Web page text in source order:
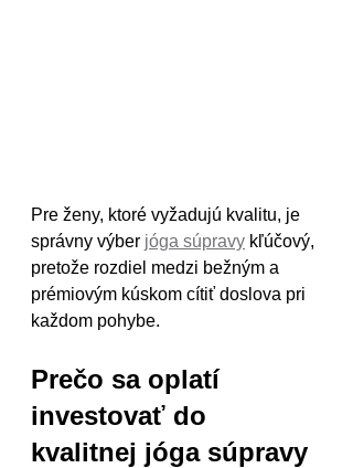
Pre ženy, ktoré vyžadujú kvalitu, je
správny výber jóga súpravy kľúčový,
pretože rozdiel medzi bežným a
prémiovým kúskom cítiť doslova pri
každom pohybe.
Prečo sa oplatí
investovať do
kvalitnej jóga súpravy